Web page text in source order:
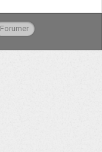
Forumer